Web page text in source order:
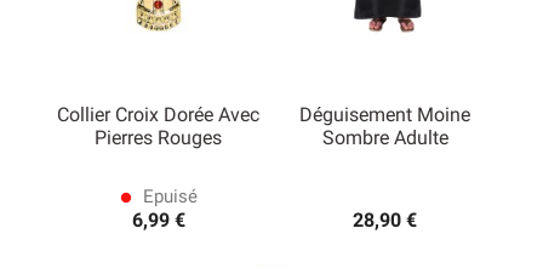
Collier Croix Dorée Avec
Pierres Rouges
lens Epuisé
6,99 €
Déguisement Moine
Sombre Adulte
28,90 €